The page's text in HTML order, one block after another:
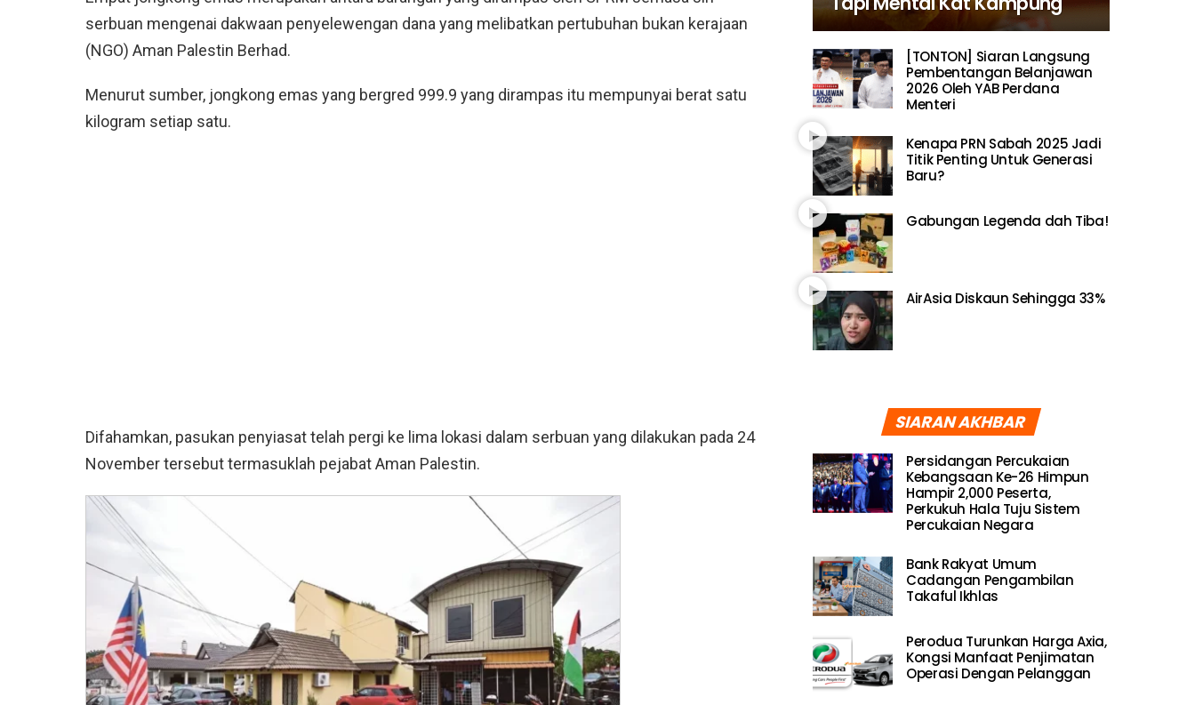
serbuan mengenai dakwaan penyelewengan dana yang melibatkan pertubuhan bukan kerajaan
(NGO) Aman Palestin Berhad.
Menurut sumber, jongkong emas yang bergred 999.9 yang dirampas itu mempunyai berat satu
kilogram setiap satu.
Difahamkan, pasukan penyiasat telah pergi ke lima lokasi dalam serbuan yang dilakukan pada 24
November tersebut termasuklah pejabat Aman Palestin.
[TONTON] Siaran Langsung
Pembentangan Belanjawan
2026 Oleh YAB Perdana
Menteri
Kenapa PRN Sabah 2025 Jadi
Titik Penting Untuk Generasi
Baru?
Gabungan Legenda dah Tiba!
AirAsia Diskaun Sehingga 33%
SIARAN AKHBAR
Persidangan Percukaian
Kebangsaan Ke-26 Himpun
Hampir 2,000 Peserta,
Perkukuh Hala Tuju Sistem
Percukaian Negara
Bank Rakyat Umum
Cadangan Pengambilan
Takaful Ikhlas
Perodua Turunkan Harga Axia,
Kongsi Manfaat Penjimatan
Operasi Dengan Pelanggan